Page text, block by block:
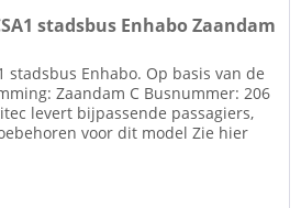
stadsbus Enhabo Zaandam
stadsbus Enhabo. Op basis van de
Zaandam C Busnummer: 206
levert bijpassende passagiers,
voor dit model Zie hier